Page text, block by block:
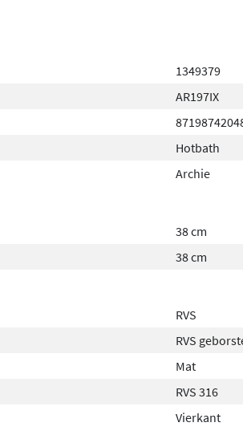
1349379
AR197IX
Hotbath
Archie
38 cm
38 cm
RVS
RVS
Mat
RVS 316
Vierkant